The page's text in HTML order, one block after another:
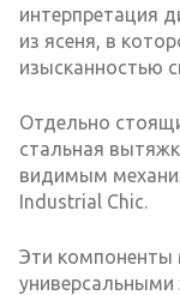
интерпретация
из ясеня, в
изысканностью
Отдельно
стальная
видимым
Industrial Chic.
Эти компоненты